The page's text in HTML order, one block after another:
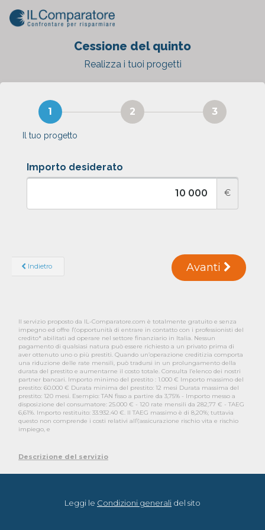
Cessione del quinto
Realizza i tuoi progetti
Il tuo progetto
Importo desiderato
€
Indietro Avanti
Il servizio proposto da IL-Comparatore.com è totalmente gratuito e senza
impegno ed offre l\'opportunità di entrare in contatto con i professionisti del
credito* abilitati ad operare nel settore finanziario in Italia. Nessun
pagamento di qualsiasi natura può essere richiesto a un privato prima di
aver ottenuto uno o più prestiti. Quando un’operazione creditizia comporta
una riduzione delle rate mensili, può tradursi in un prolungamento della
durata del prestito e aumentarne il costo totale. Consulta l’elenco dei nostri
partner bancari. Importo minimo del prestito : 1.000 € Importo massimo del
prestito: 60.000 € Durata minima del prestito: 12 mesi Durata massima del
prestito: 120 mesi. Esempio: TAN fisso a partire da 3,75% - Importo messo a
disposizione del consumatore: 25.000 € - 120 rate mensili da 282,77 € - TAEG
6,61%. Importo restituito: 33.932.40 €. Il TAEG massimo è di 8,20%; tuttavia
questo non comprende i costi relativi all\'assicurazione rischio vita e rischio
impiego, e
Descrizione del servizio
Leggi le Condizioni generali del sito